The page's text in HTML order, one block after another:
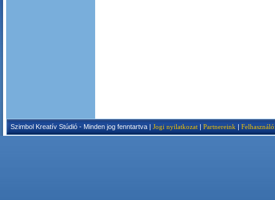
Szimbol Kreatív Stúdió - Minden jog fenntartva | Jogi nyilatkozat | Partnereink |